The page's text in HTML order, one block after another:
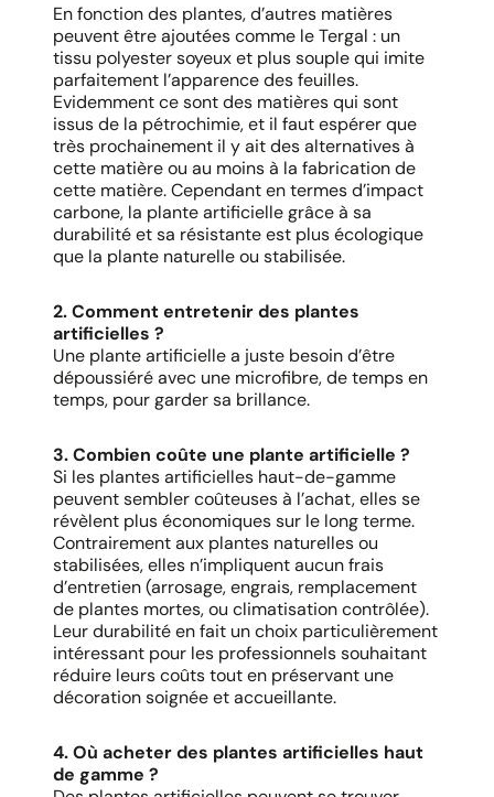
En fonction des plantes, d’autres matières
peuvent être ajoutées comme le Tergal : un
tissu polyester soyeux et plus souple qui imite
parfaitement l’apparence des feuilles.
Evidemment ce sont des matières qui sont
issus de la pétrochimie, et il faut espérer que
très prochainement il y ait des alternatives à
cette matière ou au moins à la fabrication de
cette matière. Cependant en termes d’impact
carbone, la plante artificielle grâce à sa
durabilité et sa résistante est plus écologique
que la plante naturelle ou stabilisée.
2. Comment entretenir des plantes
artificielles ?
Une plante artificielle a juste besoin d’être
dépoussiéré avec une microfibre, de temps en
temps, pour garder sa brillance.
3. Combien coûte une plante artificielle ?
Si les plantes artificielles haut-de-gamme
peuvent sembler coûteuses à l’achat, elles se
révèlent plus économiques sur le long terme.
Contrairement aux plantes naturelles ou
stabilisées, elles n’impliquent aucun frais
d’entretien (arrosage, engrais, remplacement
de plantes mortes, ou climatisation contrôlée).
Leur durabilité en fait un choix particulièrement
intéressant pour les professionnels souhaitant
réduire leurs coûts tout en préservant une
décoration soignée et accueillante.
4. Où acheter des plantes artificielles haut
de gamme ?